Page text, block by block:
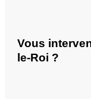
Vous
le-Roi ?